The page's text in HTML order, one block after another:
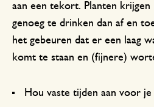
aan een tekort. Planten
genoeg te drinken dan af en
het gebeuren dat er een laag
komt te staan en (fijnere)
Hou vaste tijden aan voor